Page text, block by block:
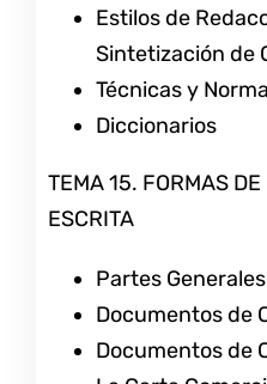
Estilos de
Sintetización de
Técnicas y
Diccionarios
TEMA 15. FORMAS
ESCRITA
Partes
Documentos de
Documentos de